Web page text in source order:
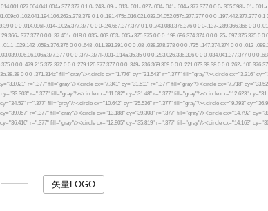
矢量LOGO